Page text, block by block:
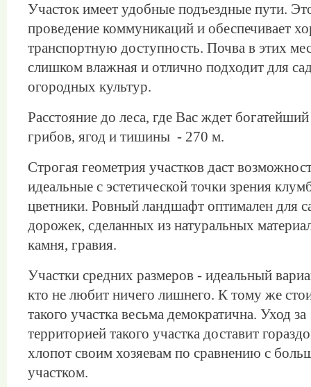
Участок имеет удобные подъездные пути.
проведение коммуникаций и обеспечивает
транспортную доступность. Почва в этих
слишком влажная и отлично подходит для
огородных культур.
Расстояние до леса, где Вас ждет
грибов, ягод и тишины - 270 м.
Строгая геометрия участков даст
идеальные с эстетической точки зрения
цветники. Ровный ландшафт оптимален для
дорожек, сделанных из натуральных
камня, гравия.
Участки средних размеров - идеальный
кто не любит ничего лишнего. К тому же
такого участка весьма демократична. Уход за
территорией такого участка доставит
хлопот своим хозяевам по сравнению с
участком.